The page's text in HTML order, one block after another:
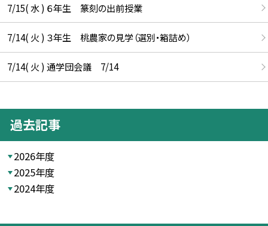
7/15( 水 ) ６年生 篆刻の出前授業
7/14( 火 ) ３年生 桃農家の見学（選別・箱詰め）
7/14( 火 ) 通学団会議 7/14
過去記事
2026年度
2025年度
2024年度